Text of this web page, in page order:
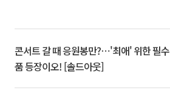
콘서트 갈 때 응원봉만?⋯'최애' 위한 필수
품 등장이오! [솔드아웃]